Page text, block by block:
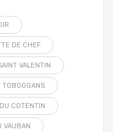
DE CHEF
VALENTIN
TOBOGGANS
COTENTIN
VAUBAN